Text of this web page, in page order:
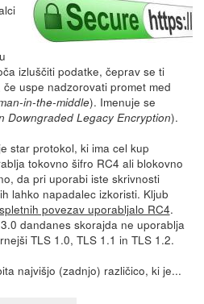
izluščiti podatke, čeprav se ti
uspe nadzorovati promet med
in-the-middle). Imenuje se
Downgraded Legacy Encryption).
star protokol, ki ima cel kup
tokovno šifro RC4 ali blokovno
da pri uporabi iste skrivnosti
lahko napadalec izkoristi. Kljub
povezav uporabljalo RC4.
dandanes skorajda ne uporablja
TLS 1.0, TLS 1.1 in TLS 1.2.
najvišjo (zadnjo) različico, ki je...